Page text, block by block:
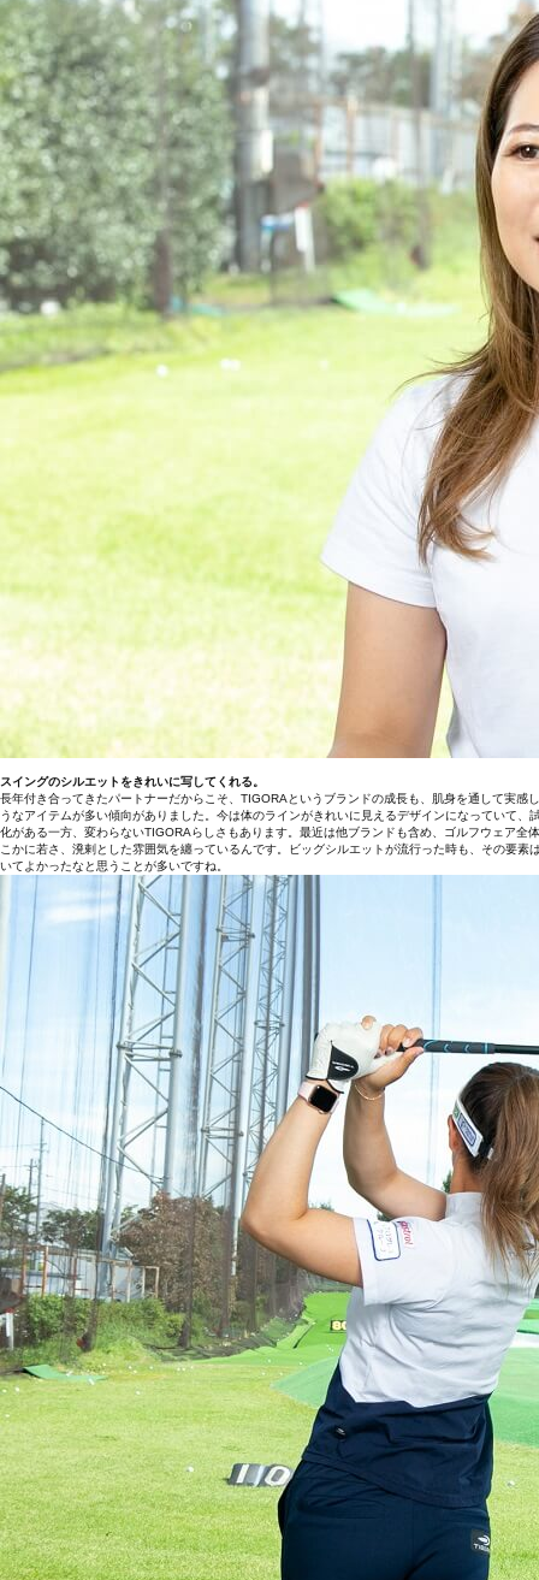
スイングのシルエットをきれいに写してくれる。
長年付き合ってきたパートナーだからこそ、TIGORAというブランドの成長も、肌身を通して実
うなアイテムが多い傾向がありました。今は体のラインがきれいに見えるデザインになっていて
化がある一方、変わらないTIGORAらしさもあります。最近は他ブランドも含め、ゴルフウェア
こかに若さ、溌剌とした雰囲気を纏っているんです。ビッグシルエットが流行った時も、その要
いてよかったなと思うことが多いですね。